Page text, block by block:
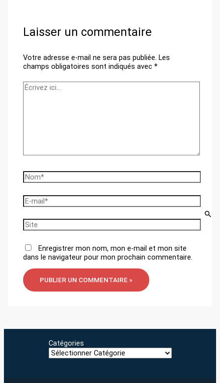
Laisser un commentaire
Votre adresse e-mail ne sera pas publiée. Les
champs obligatoires sont indiqués avec*
Écrivez
Nom*
E-
mail*
Site
Enregistrer mon nom, mon e-mail et mon site
dans le navigateur pour mon prochain commentaire.
Catégories